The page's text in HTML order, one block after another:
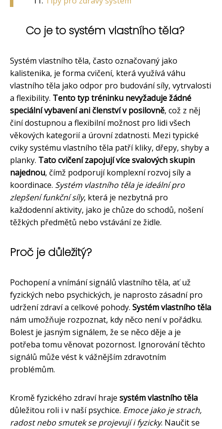
Co je to systém vlastního těla?
Systém vlastního těla, často označovaný jako
kalistenika, je forma cvičení, která využívá váhu
vlastního těla jako odpor pro budování síly, vytrvalosti
a flexibility. Tento typ tréninku nevyžaduje žádné
speciální vybavení ani členství v posilovně, což z něj
činí dostupnou a flexibilní možnost pro lidi všech
věkových kategorií a úrovní zdatnosti. Mezi typické
cviky systému vlastního těla patří kliky, dřepy, shyby a
planky. Tato cvičení zapojují více svalových skupin
najednou, čímž podporují komplexní rozvoj síly a
koordinace. Systém vlastního těla je ideální pro
zlepšení funkční síly, která je nezbytná pro
každodenní aktivity, jako je chůze do schodů, nošení
těžkých předmětů nebo vstávání ze židle.
Proč je důležitý?
Pochopení a vnímání signálů vlastního těla, ať už
fyzických nebo psychických, je naprosto zásadní pro
udržení zdraví a celkové pohody. Systém vlastního těla
nám umožňuje rozpoznat, kdy něco není v pořádku.
Bolest je jasným signálem, že se něco děje a je
potřeba tomu věnovat pozornost. Ignorování těchto
signálů může vést k vážnějším zdravotním
problémům.
Kromě fyzického zdraví hraje systém vlastního těla
důležitou roli i v naší psychice. Emoce jako je strach,
radost nebo smutek se projevují i fyzicky. Naučit se